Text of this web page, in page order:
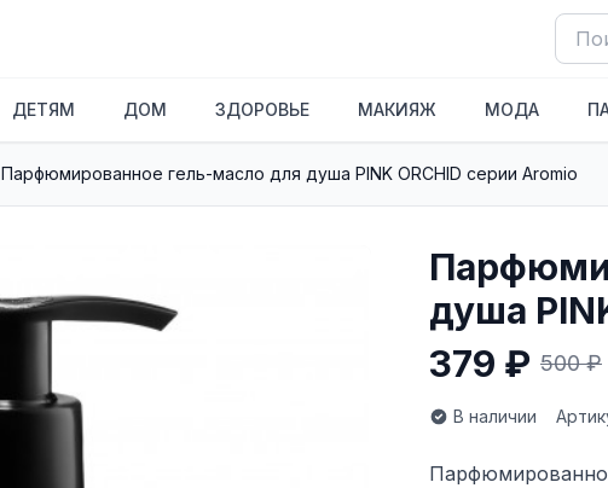
ДЕТЯМ ДОМ ЗДОРОВЬЕ МАКИЯЖ МОДА
Парфюмированное гель-масло для душа PINK ORCHID серии Aromio
душа
379 ₽ 500 ₽
В наличии